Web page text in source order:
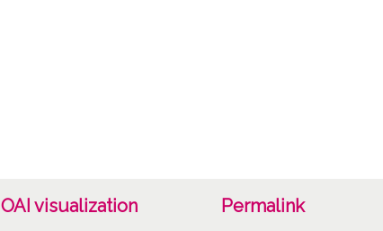
OAI visualization Permalink